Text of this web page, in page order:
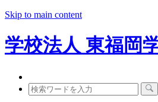
Skip to main content
学校法人 東福岡